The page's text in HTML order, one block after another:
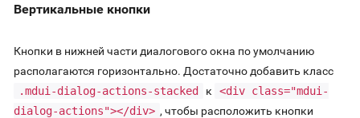
Вертикальные кнопки
Кнопки в нижней части диалогового окна по умолчанию
располагаются горизонтально. Достаточно добавить класс
.mdui-dialog-actions-stacked
к
<div class="mdui-
dialog-actions"></div> , чтобы расположить кнопки